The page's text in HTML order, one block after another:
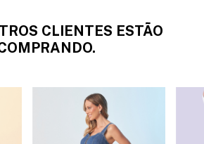
CLIENTES ESTÃO